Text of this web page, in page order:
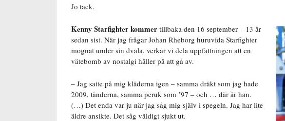
Jo tack.
Kenny Starfighter kommer tillbaka den 16 september – 13 år
sedan sist. När jag frågar Johan Rheborg huruvida Starfighter
mognat under sin dvala, verkar vi dela uppfattningen att en
vätebomb av nostalgi håller på att gå av.
– Jag satte på mig kläderna igen – samma dräkt som jag hade
2009, tänderna, samma peruk som ’97 – och … där är han.
(…) Det enda var ju när jag såg mig själv i spegeln. Jag har lite
äldre ansikte. Det såg väldigt sjukt ut.